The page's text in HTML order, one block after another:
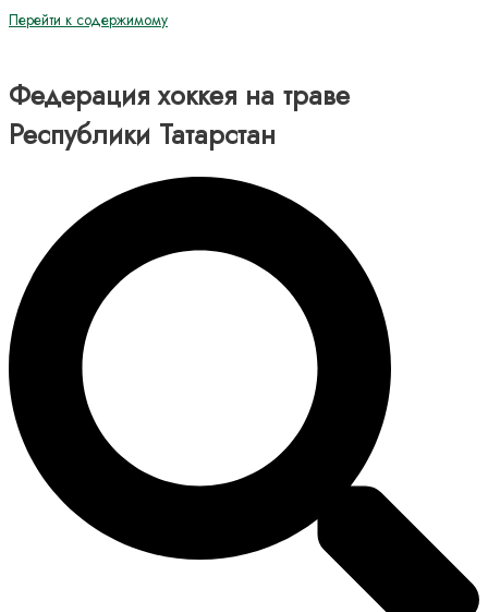
Перейти к содержимому
Федерация хоккея на траве
Республики Татарстан